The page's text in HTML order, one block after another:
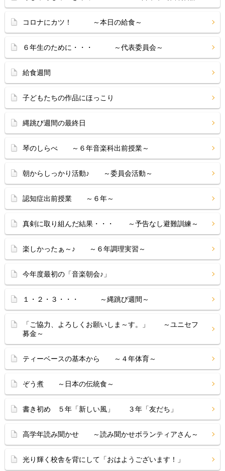
コロナにカツ！ ～本日の給食～
６年生のために・・・ ～代表委員会～
給食週間
子どもたちの作品にほっこり
縄跳び週間の最終日
琴のしらべ ～６年音楽科出前授業～
朝からしっかり活動♪ ～委員会活動～
認知症出前授業 ～６年～
真剣に取り組んだ結果・・・ ～予告なし避難訓練～
楽しかったぁ～♪ ～６年調理実習～
今年度最初の「音楽朝会♪」
１・２・３・・・ ～縄跳び週間～
「ご協力、よろしくお願いしま～す。」 ～ユニセフ
募金～
ティーベースの基本から ～４年体育～
ぞう煮 ～日本の伝統食～
書き初め ５年「新しい風」 ３年「友だち」
高学年読み聞かせ ～読み聞かせボランティアさん～
光り輝く校舎を背にして「おはようございます！」